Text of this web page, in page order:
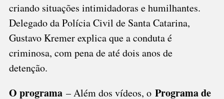
criando situações intimidadoras e humilhantes.
Delegado da Polícia Civil de Santa Catarina,
Gustavo Kremer explica que a conduta é
criminosa, com pena de até dois anos de
detenção.
O programa – Além dos vídeos, o Programa de